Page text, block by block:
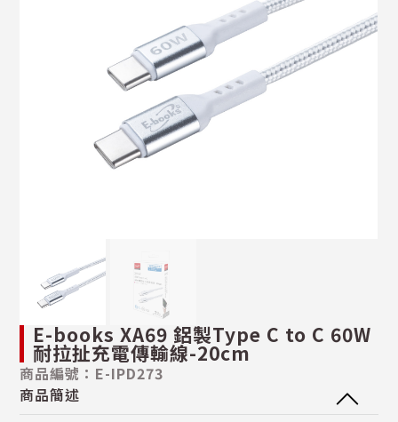
E-books XA69 鋁製Type C to C 60W
耐拉扯充電傳輸線-20cm
商品編號：E-IPD273
商品簡述